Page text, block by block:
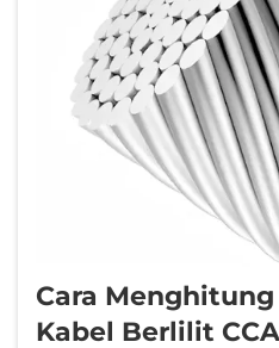
Cara
Kabel Berlilit